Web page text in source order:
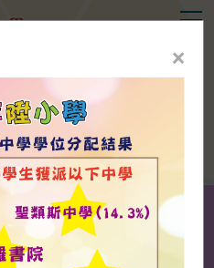
學
群 ×